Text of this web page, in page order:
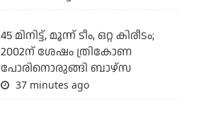
45 മിനിട്ട്, മൂന്ന് ടീം, ഒറ്റ കിരീടം;
2002ന് ശേഷം ത്രികോണ
പോരിനൊരുങ്ങി ബാഴ്‌സ
37 minutes ago